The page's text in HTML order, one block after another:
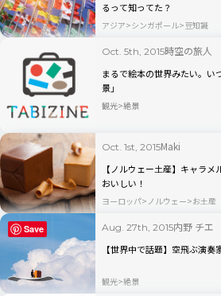
るって知ってた？
アジア シンガポール 豆知識
Oct. 5th, 2015時空の旅人
まるで絵本の世界みたい。い
景」
観光 絶景
Oct. 1st, 2015Maki
【ノルウェー土産】キャラ
おいしい！
ヨーロッパ ノルウェー お土産
Aug. 27th, 2015内野 チエ
【世界中で話題】空飛ぶ演
観光 絶景
Save